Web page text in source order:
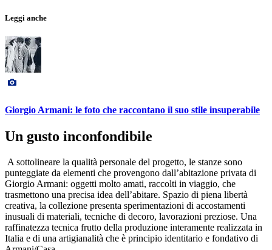
Leggi anche
Giorgio Armani: le foto che raccontano il suo stile insuperabile
Un gusto inconfondibile
A sottolineare la qualità personale del progetto, le stanze sono
punteggiate da elementi che provengono dall’abitazione privata di
Giorgio Armani: oggetti molto amati, raccolti in viaggio, che
trasmettono una precisa idea dell’abitare. Spazio di piena libertà
creativa, la collezione presenta sperimentazioni di accostamenti
inusuali di materiali, tecniche di decoro, lavorazioni preziose. Una
raffinatezza tecnica frutto della produzione interamente realizzata in
Italia e di una artigianalità che è principio identitario e fondativo di